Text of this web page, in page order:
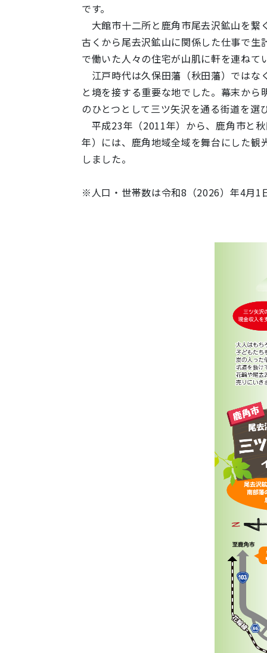
です。
大館市十二所と鹿角市尾去沢鉱山を繋
古くから尾去沢鉱山に関係した仕事で
で働いた人々の住宅が山肌に軒を連ね
江戸時代は久保田藩（秋田藩）ではな
と境を接する重要な地でした。幕末か
のひとつとして三ツ矢沢を通る街道を
平成23年（2011年）から、鹿角市と
年）には、鹿角地域全域を舞台にした
しました。
※人口・世帯数は令和8（2026）年4月1